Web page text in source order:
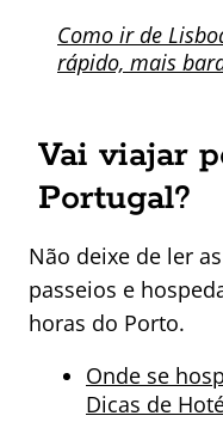
Como ir de
rápido, mais
Vai viajar
Portugal?
Não deixe de ler
passeios e
horas do Porto.
Onde se
Dicas de